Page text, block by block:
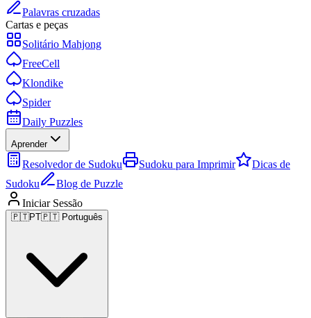
Palavras cruzadas
Cartas e peças
Solitário Mahjong
FreeCell
Klondike
Spider
Daily Puzzles
Aprender
Resolvedor de Sudoku Sudoku para Imprimir
Dicas de
Sudoku
Blog de Puzzle
Iniciar Sessão
🇵🇹PT🇵🇹 Português